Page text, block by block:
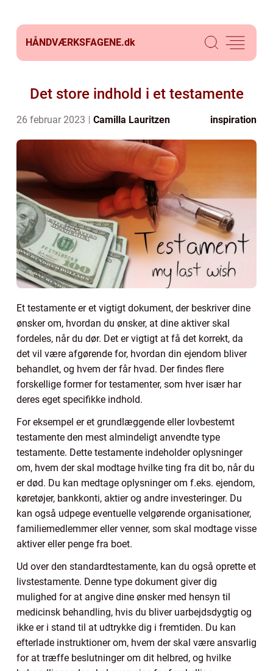
HÅNDVÆRKSFAGENE.dk
Det store indhold i et testamente
26 februar 2023 Camilla Lauritzen inspiration
Et testamente er et vigtigt dokument, der beskriver dine
ønsker om, hvordan du ønsker, at dine aktiver skal
fordeles, når du dør. Det er vigtigt at få det korrekt, da
det vil være afgørende for, hvordan din ejendom bliver
behandlet, og hvem der får hvad. Der findes flere
forskellige former for testamenter, som hver især har
deres eget specifikke indhold.
For eksempel er et grundlæggende eller lovbestemt
testamente den mest almindeligt anvendte type
testamente. Dette testamente indeholder oplysninger
om, hvem der skal modtage hvilke ting fra dit bo, når du
er død. Du kan medtage oplysninger om f.eks. ejendom,
køretøjer, bankkonti, aktier og andre investeringer. Du
kan også udpege eventuelle velgørende organisationer,
familiemedlemmer eller venner, som skal modtage visse
aktiver eller penge fra boet.
Ud over den standardtestamente, kan du også oprette et
livstestamente. Denne type dokument giver dig
mulighed for at angive dine ønsker med hensyn til
medicinsk behandling, hvis du bliver uarbejdsdygtig og
ikke er i stand til at udtrykke dig i fremtiden. Du kan
efterlade instruktioner om, hvem der skal være ansvarlig
for at træffe beslutninger om dit helbred, og hvilke